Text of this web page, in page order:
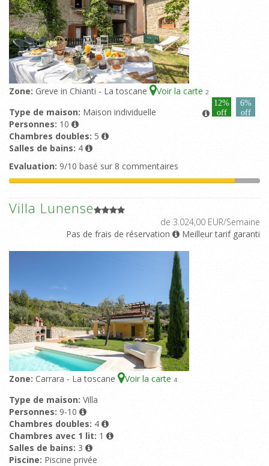
Zone: Greve in Chianti - La toscane Voir la carte 2
12%
off
6%
off
Type de maison: Maison individuelle
Personnes: 10
Chambres doubles: 5
Salles de bains: 4
Evaluation: 9/10 basé sur 8 commentaires
Villa Lunense
de 3.024,00 EUR/Semaine
Pas de frais de réservation
Meilleur tarif garanti
Zone: Carrara - La toscane Voir la carte 4
Type de maison: Villa
Personnes: 9-10
Chambres doubles: 4
Chambres avec 1 lit: 1
Salles de bains: 3
Piscine: Piscine privée